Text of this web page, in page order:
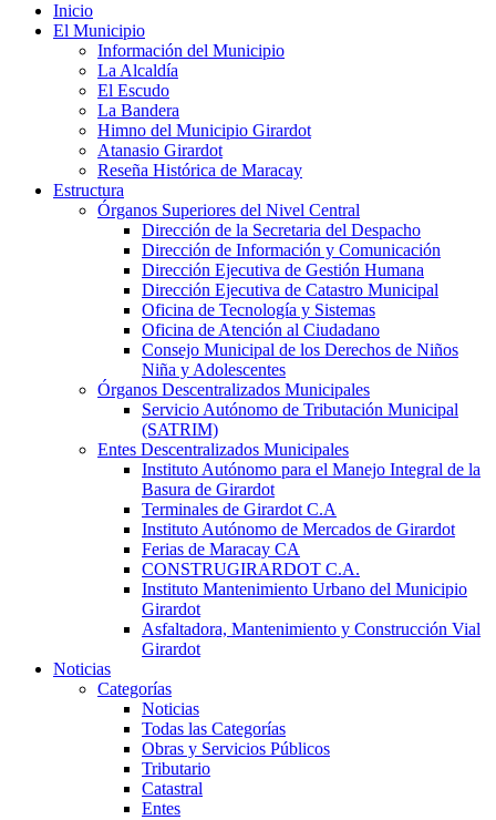
Inicio
El Municipio
Información del Municipio
La Alcaldía
El Escudo
La Bandera
Himno del Municipio Girardot
Atanasio Girardot
Reseña Histórica de Maracay
Estructura
Órganos Superiores del Nivel Central
Dirección de la Secretaria del Despacho
Dirección de Información y Comunicación
Dirección Ejecutiva de Gestión Humana
Dirección Ejecutiva de Catastro Municipal
Oficina de Tecnología y Sistemas
Oficina de Atención al Ciudadano
Consejo Municipal de los Derechos de Niños
Niña y Adolescentes
Órganos Descentralizados Municipales
Servicio Autónomo de Tributación Municipal
(SATRIM)
Entes Descentralizados Municipales
Instituto Autónomo para el Manejo Integral de la
Basura de Girardot
Terminales de Girardot C.A
Instituto Autónomo de Mercados de Girardot
Ferias de Maracay CA
CONSTRUGIRARDOT C.A.
Instituto Mantenimiento Urbano del Municipio
Girardot
Asfaltadora, Mantenimiento y Construcción Vial
Girardot
Noticias
Categorías
Noticias
Todas las Categorías
Obras y Servicios Públicos
Tributario
Catastral
Entes